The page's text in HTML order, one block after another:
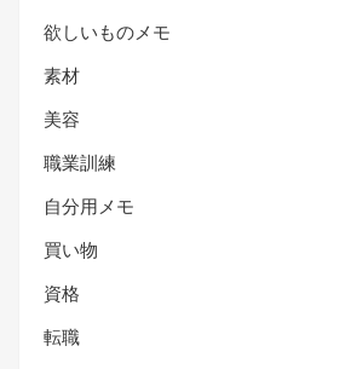
欲しいものメモ
素材
美容
職業訓練
自分用メモ
買い物
資格
転職